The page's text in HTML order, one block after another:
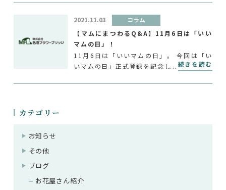
つのポスターにまとまりました。11月22日
の「いいふうふの日」に合わせて、店頭ポス
ターやPOPとして […]
2021.11.03
コラム
【マムにまつわるQ&A】11月6日は「いい
マムの日」！
11月6日は「いいマムの日」。 今回は「い
いマムの日」正式登録を記念して、マムにま
続きを読む
カテゴリー
お知らせ
その他
ブログ
お花屋さん紹介